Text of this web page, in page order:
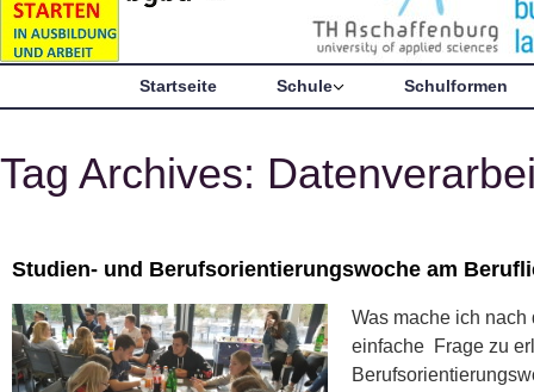
Startseite Schule Schulformen
Tag Archives:
Studien- und Berufsorientierungswoche am
Was mache ich
einfache Frage zu